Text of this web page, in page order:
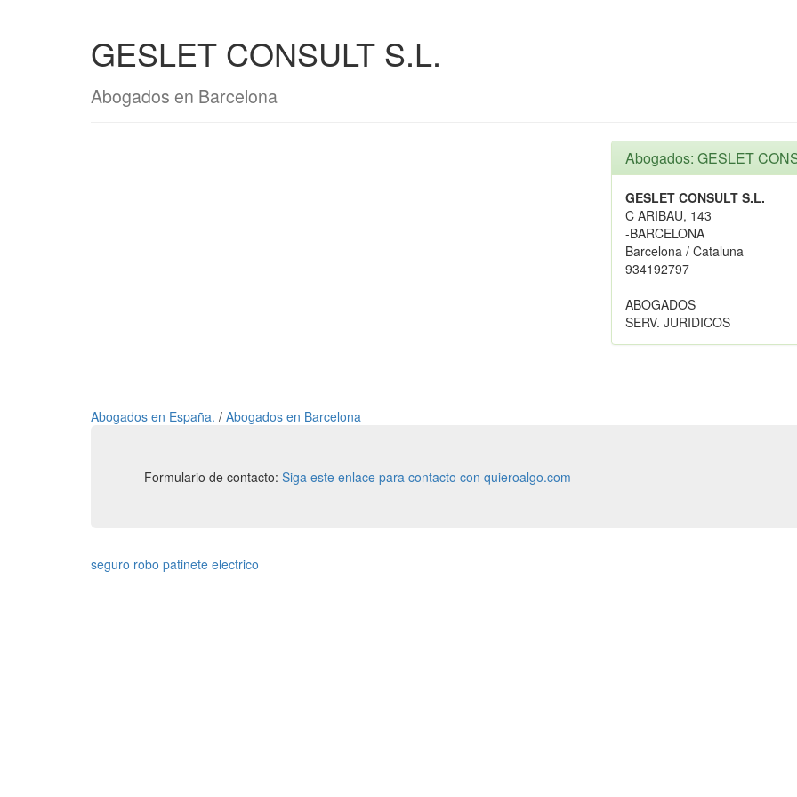
GESLET CONSULT S.L.
Abogados en Barcelona
Abogados: GESLET
GESLET CONSULT S.L.
C ARIBAU, 143
-BARCELONA
Barcelona / Cataluna
934192797
ABOGADOS
SERV. JURIDICOS
Abogados en España. / Abogados en Barcelona
Formulario de contacto: Siga este enlace para contacto con quieroalgo.com
seguro robo patinete electrico